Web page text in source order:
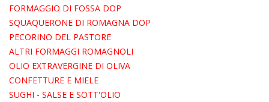
FORMAGGIO DI FOSSA DOP
SQUAQUERONE DI ROMAGNA DOP
PECORINO DEL PASTORE
ALTRI FORMAGGI ROMAGNOLI
OLIO EXTRAVERGINE DI OLIVA
CONFETTURE E MIELE
SUGHI - SALSE E SOTT'OLIO